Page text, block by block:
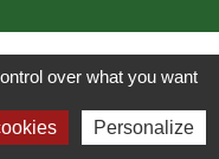
: non conforme
par WebPublic40
over what you want
Personalize